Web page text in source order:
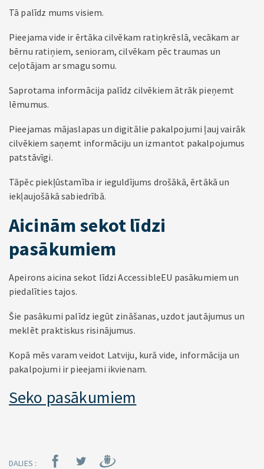
Tā palīdz mums visiem.
Pieejama vide ir ērtāka cilvēkam ratiņkrēslā, vecākam ar
bērnu ratiņiem, senioram, cilvēkam pēc traumas un
ceļotājam ar smagu somu.
Saprotama informācija palīdz cilvēkiem ātrāk pieņemt
lēmumus.
Pieejamas mājaslapas un digitālie pakalpojumi ļauj vairāk
cilvēkiem saņemt informāciju un izmantot pakalpojumus
patstāvīgi.
Tāpēc piekļūstamība ir ieguldījums drošākā, ērtākā un
iekļaujošākā sabiedrībā.
Aicinām sekot līdzi
pasākumiem
Apeirons aicina sekot līdzi AccessibleEU pasākumiem un
piedalīties tajos.
Šie pasākumi palīdz iegūt zināšanas, uzdot jautājumus un
meklēt praktiskus risinājumus.
Kopā mēs varam veidot Latviju, kurā vide, informācija un
pakalpojumi ir pieejami ikvienam.
Seko pasākumiem
DALIES :